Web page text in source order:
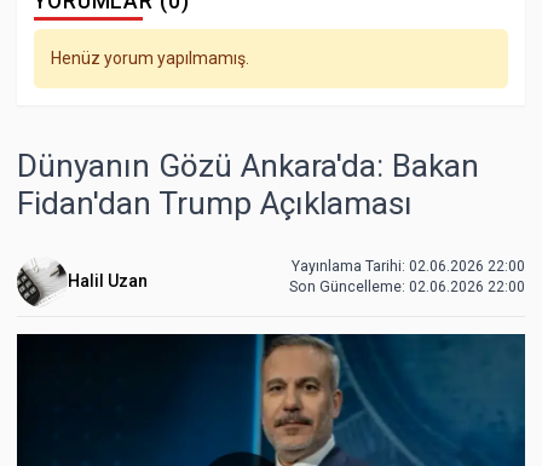
Henüz yorum yapılmamış.
Dünyanın Gözü Ankara'da: Bakan
Fidan'dan Trump Açıklaması
Halil Uzan
Yayınlama Tarihi: 02.06.2026 22:00
Son Güncelleme: 02.06.2026 22:00